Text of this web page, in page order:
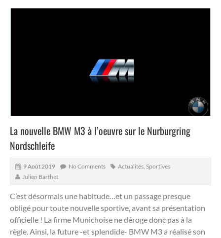
La nouvelle BMW M3 à l’oeuvre sur le Nurburgring
Nordschleife
9 Août 2019 No Comments Actualités Sportives
Julien Barthet
C’est désormais une habitude…et un passage presque
obligé pour toute nouvelle sportive, avant sa présentation
officielle ! La firme Munichoise ne déroge donc pas à la
règle. Ainsi, la future -et splendide- BMW M3 a réalisé son